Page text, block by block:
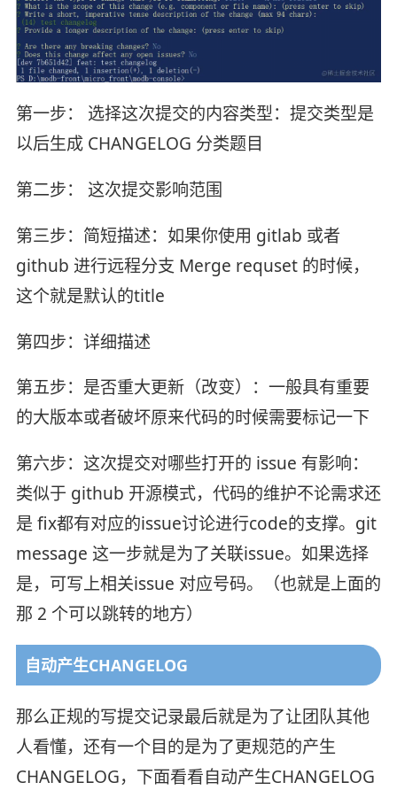
第一步： 选择这次提交的内容类型：提交类型是
以后生成 CHANGELOG 分类题目
第二步： 这次提交影响范围
第三步：简短描述：如果你使用 gitlab 或者
github 进行远程分支 Merge requset 的时候，
这个就是默认的title
第四步：详细描述
第五步：是否重大更新（改变）：一般具有重要
的大版本或者破坏原来代码的时候需要标记一下
第六步：这次提交对哪些打开的 issue 有影响：
类似于 github 开源模式，代码的维护不论需求还
是 fix都有对应的issue讨论进行code的支撑。git
message 这一步就是为了关联issue。如果选择
是，可写上相关issue 对应号码。（也就是上面的
那 2 个可以跳转的地方）
自动产生CHANGELOG
那么正规的写提交记录最后就是为了让团队其他
人看懂，还有一个目的是为了更规范的产生
CHANGELOG，下面看看自动产生CHANGELOG